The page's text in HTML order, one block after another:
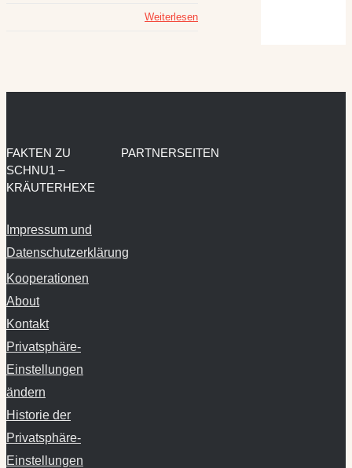
Weiterlesen
FAKTEN ZU
SCHNU1 –
KRÄUTERHEXE
Impressum und
Datenschutzerklärung
Kooperationen
About
Kontakt
Privatsphäre-
Einstellungen
ändern
Historie der
Privatsphäre-
Einstellungen
PARTNERSEITEN